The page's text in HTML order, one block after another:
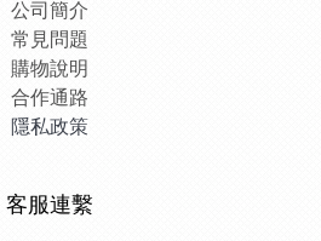
公司簡介
常見問題
購物說明
合作通路
隱私政策
客服連繫